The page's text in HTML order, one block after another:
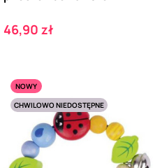
Cena
46,90 zł
NOWY
CHWILOWO NIEDOSTĘPNE